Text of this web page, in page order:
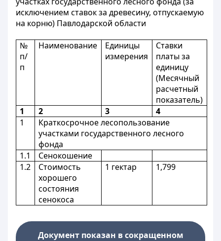
исключением ставок за древесину, отпускаемую
на корню) Павлодарской области
№
п/
п
Наименование
Единицы
измерения
Ставки
платы за
единицу
(Месячный
расчетный
показатель)
1
2 3
4
1
Краткосрочное лесопользование
участками государственного лесного
фонда
1.1
Сенокошение
1.2
Стоимость
хорошего
состояния
сенокоса
1 гектар 1,799
Документ показан в сокращенном